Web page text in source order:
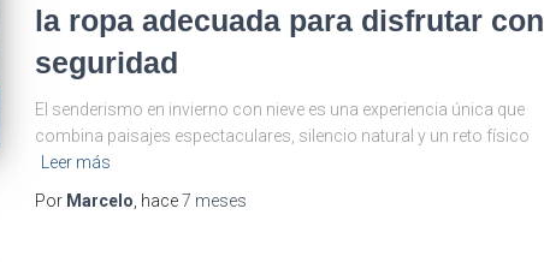
la ropa adecuada para disfrutar con
seguridad
El senderismo en invierno con nieve es una experiencia única que
combina paisajes espectaculares, silencio natural y un reto físico
Leer más
Por Marcelo , hace7 meses